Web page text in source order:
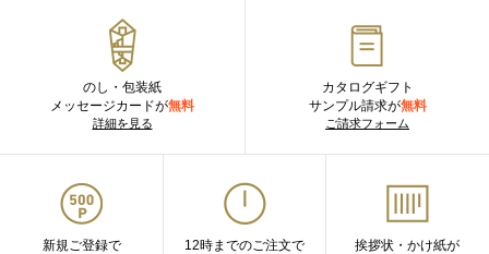
のし・包装紙
メッセージカードが無料
詳細を見る
カタログギフト
サンプル請求が無料
ご請求フォーム
新規ご登録で
12時までのご注文で
挨拶状・かけ紙が